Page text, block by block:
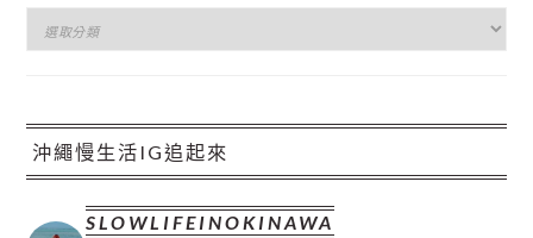
類
沖繩慢生活IG追起來
SLOWLIFEINOKINAWA